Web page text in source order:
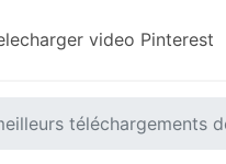
video Pinterest​
téléchargements